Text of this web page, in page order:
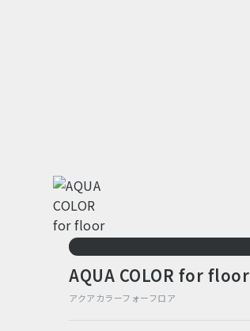
AQUA COLOR for floor
アクアカラーフォーフロア